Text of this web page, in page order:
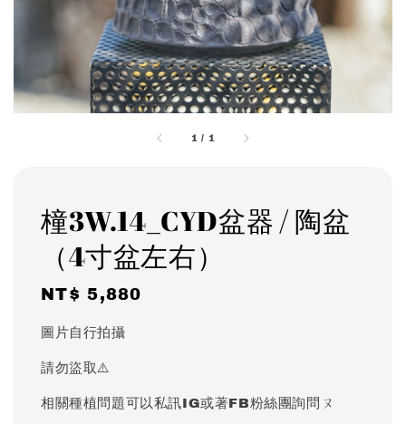
1 / 1
橦3W.14_CYD盆器 / 陶盆
（4寸盆左右）
Regular
NT$ 5,880
圖片自行拍攝
請勿盜取⚠️
相關種植問題可以私訊IG或著FB粉絲團詢問ㄡ